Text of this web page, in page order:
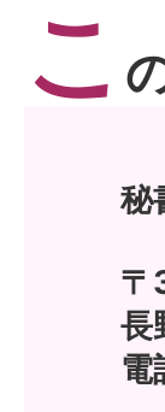
こ
秘
長